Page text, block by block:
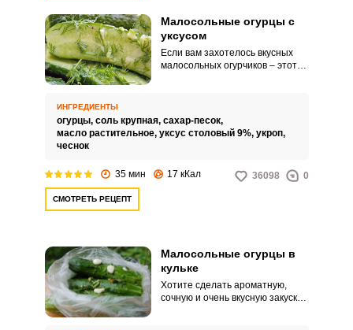
Малосольные огурцы с
уксусом
Если вам захотелось вкусных
малосольных огурчиков – этот
они за считанные минуты, а их
вкус запоминается надолго!
ИНГРЕДИЕНТЫ
огурцы, соль крупная, сахар-песок,
масло растительное, уксус столовый 9%, укроп,
чеснок
35 мин 17 кКал 36098 0
СМОТРЕТЬ РЕЦЕПТ
Малосольные огурцы в
кульке
Хотите сделать ароматную,
сочную и очень вкусную закуску